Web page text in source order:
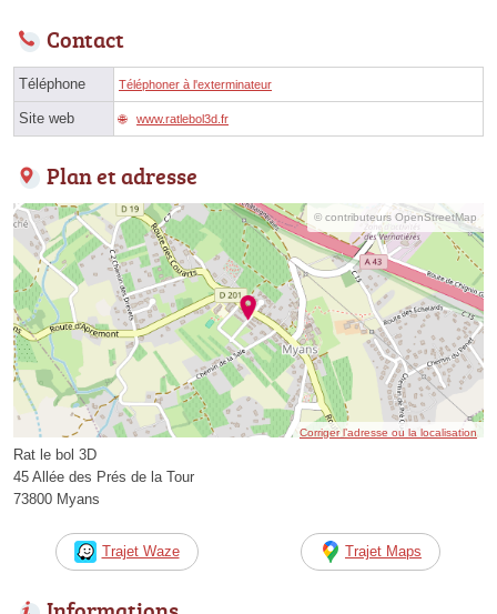
Contact
Téléphone Téléphoner à l'exterminateur
Site web www.ratlebol3d.fr
Plan et adresse
© contributeurs OpenStreetMap
Corriger l’adresse ou la localisation
Rat le bol 3D
45 Allée des Prés de la Tour
73800 Myans
Trajet Waze Trajet Maps